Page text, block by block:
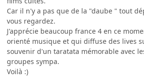
Car il n'y a pas que de la "daube " tout
vous regardez.
J'apprécie beaucoup france 4 en ce
orienté musique et qui diffuse des lives
souvenir d'un taratata mémorable avec
groupes sympa.
Voilà :)